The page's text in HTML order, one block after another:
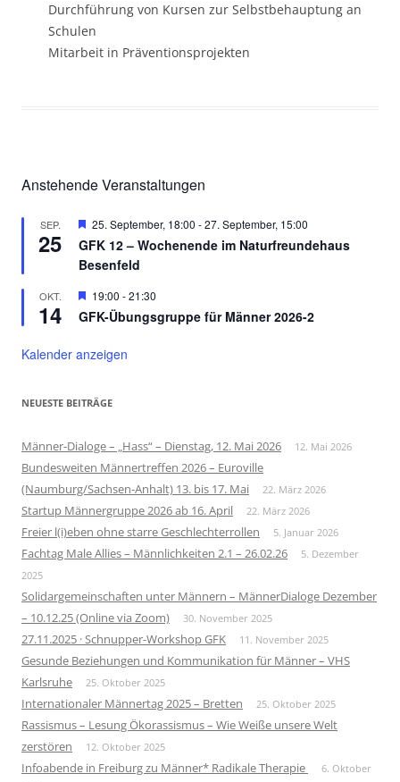
Durchführung von Kursen zur Selbstbehauptung an
Schulen
Mitarbeit in Präventionsprojekten
Anstehende Veranstaltungen
SEP.
25
Hervorgehoben
25. September, 18:00 -27. September, 15:00
GFK 12 – Wochenende im Naturfreundehaus
Besenfeld
OKT.
14
Hervorgehoben
19:00 -21:30
GFK-Übungsgruppe für Männer 2026-2
Kalender anzeigen
NEUESTE BEITRÄGE
Männer-Dialoge – „Hass“ – Dienstag, 12. Mai 2026 12. Mai 2026
Bundesweiten Männertreffen 2026 – Euroville
(Naumburg/Sachsen-Anhalt) 13. bis 17. Mai
22. März 2026
Startup Männergruppe 2026 ab 16. April 22. März 2026
Freier l(i)eben ohne starre Geschlechterrollen 5. Januar 2026
Fachtag Male Allies – Männlichkeiten 2.1 – 26.02.26
5. Dezember
2025
Solidargemeinschaften unter Männern – MännerDialoge Dezember
– 10.12.25 (Online via Zoom)
30. November 2025
27.11.2025 · Schnupper-Workshop GFK 11. November 2025
Gesunde Beziehungen und Kommunikation für Männer – VHS
Karlsruhe
25. Oktober 2025
Internationaler Männertag 2025 – Bretten 25. Oktober 2025
Rassismus – Lesung Ökorassismus – Wie Weiße unsere Welt
zerstören
12. Oktober 2025
Infoabende in Freiburg zu Männer* Radikale Therapie
6. Oktober